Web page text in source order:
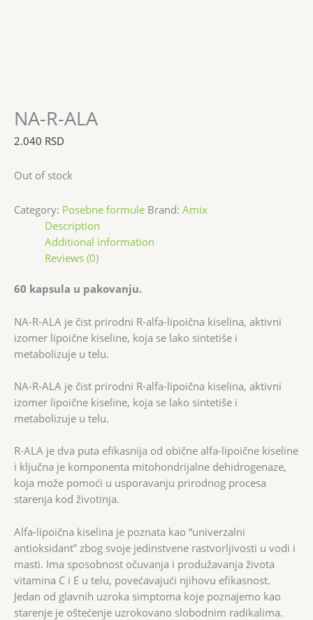
NA-R-ALA
2.040 RSD
Out of stock
Category: Posebne formule Brand: Amix
Description
Additional information
Reviews (0)
60 kapsula u pakovanju.
NA-R-ALA je čist prirodni R-alfa-lipoična kiselina, aktivni
izomer lipoične kiseline, koja se lako sintetiše i
metabolizuje u telu.
NA-R-ALA je čist prirodni R-alfa-lipoična kiselina, aktivni
izomer lipoične kiseline, koja se lako sintetiše i
metabolizuje u telu.
R-ALA je dva puta efikasnija od obične alfa-lipoične kiseline
i ključna je komponenta mitohondrijalne dehidrogenaze,
koja može pomoći u usporavanju prirodnog procesa
starenja kod životinja.
Alfa-lipoična kiselina je poznata kao “univerzalni
antioksidant” zbog svoje jedinstvene rastvorljivosti u vodi i
masti. Ima sposobnost očuvanja i produžavanja života
vitamina C i E u telu, povećavajući njihovu efikasnost.
Jedan od glavnih uzroka simptoma koje poznajemo kao
starenje je oštećenje uzrokovano slobodnim radikalima.